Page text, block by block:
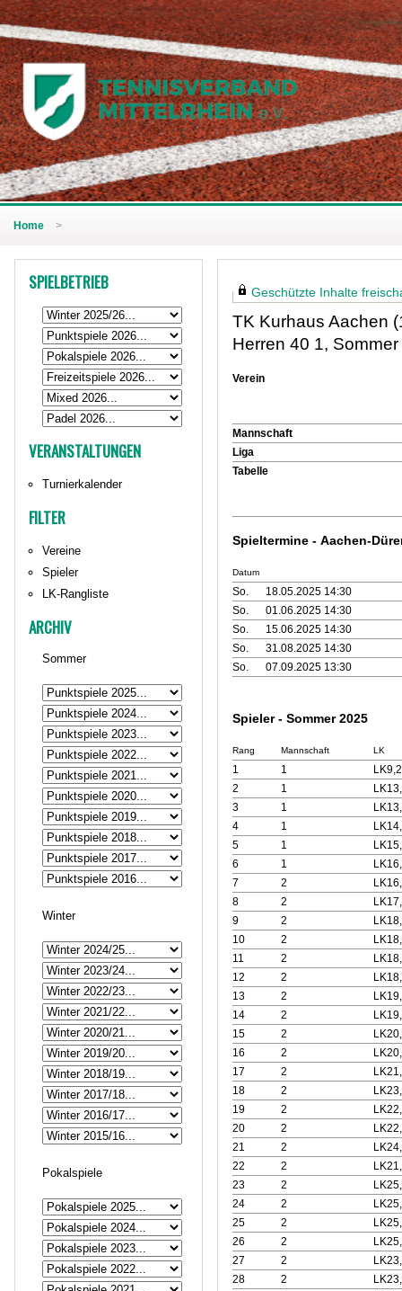
Home >
SPIELBETRIEB
VERANSTALTUNGEN
Turnierkalender
FILTER
Vereine
Spieler
LK-Rangliste
ARCHIV
Sommer
Winter
Pokalspiele
Geschützte Inhalte
TK Kurhaus Aachen
Herren 40 1,
Verein
Mannschaft
Liga
Tabelle
Spieltermine - Aachen-
Datum
So.
18.05.2025 14:30
So.
01.06.2025 14:30
So.
15.06.2025 14:30
So.
31.08.2025 14:30
So.
07.09.2025 13:30
Spieler - Sommer 2025
Rang Mannschaft LK
1 1
LK9,2
2
1
3
1
4
1
5
1
6
1
7
2
8
2
9
2
10
2
11
2
12
2
13
2
14
2
15
2
16
2
17
2
18
2
19
2
20
2
21
2
22
2
23
2
24
2
25
2
26
2
27
2
28
2